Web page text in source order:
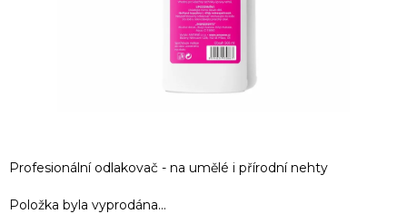
Profesionální odlakovač - na umělé i přírodní nehty
Položka byla vyprodána…